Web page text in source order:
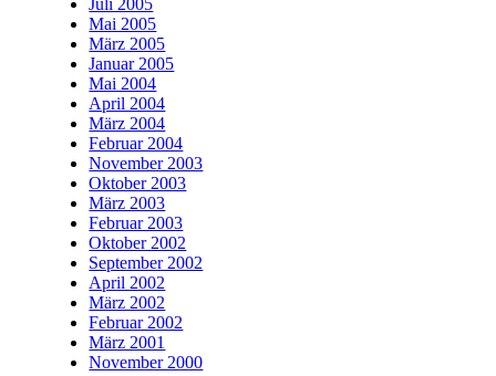
Juli 2005
Mai 2005
März 2005
Januar 2005
Mai 2004
April 2004
März 2004
Februar 2004
November 2003
Oktober 2003
März 2003
Februar 2003
Oktober 2002
September 2002
April 2002
März 2002
Februar 2002
März 2001
November 2000